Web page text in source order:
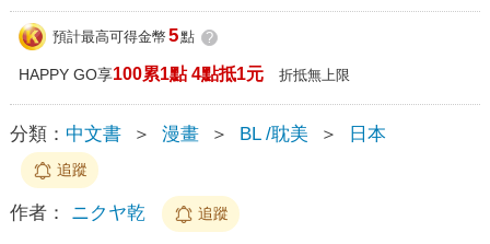
預計最高可得金幣 5點 ?
HAPPY GO享100累1點 4點抵1元 折抵無上限
分類： 中文書 ＞ 漫畫 ＞ BL /耽美 ＞ 日本
追蹤
作者： ニクヤ乾 追蹤